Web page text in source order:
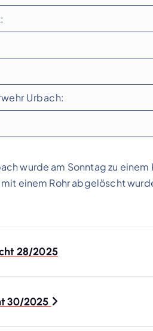
Urbach:
wurde am Sonntag zu
einem Rohr abgelöscht
28/2025
30/2025